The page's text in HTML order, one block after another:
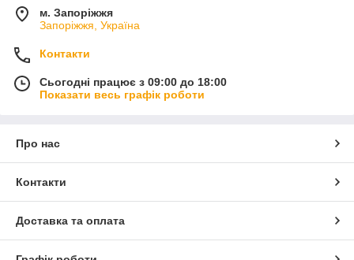
м. Запоріжжя
Запоріжжя, Україна
Контакти
Сьогодні працює з 09:00 до 18:00
Показати весь графік роботи
Про нас
Контакти
Доставка та оплата